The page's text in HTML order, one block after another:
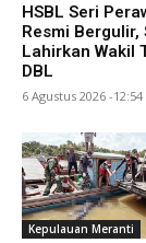
HSBL Seri
Resmi Bergulir,
Lahirkan Wakil
DBL
6 Agustus 2026 -12:54
Kepulauan Meranti